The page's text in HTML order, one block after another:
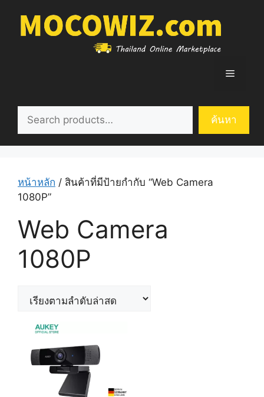
content
Menu
ค้นหา
หน้าหลัก / สินค้าที่มีป้ายกำกับ “Web Camera
1080P”
Web Camera
1080P